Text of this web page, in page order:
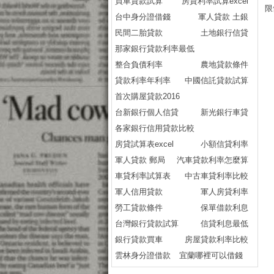
台中身分證借錢
軍人貸款 土銀
民間二胎貸款
土地銀行信貸
那家銀行貸款利率最低
整合負債利率
農地貸款條件
貸款利率年利率
中國信託貸款試算
首次購屋貸款2016
台新銀行個人信貸
新光銀行車貸
各家銀行信用貸款比較
房貸試算表excel
小額信貸利率
軍人貸款 郵局
汽車貸款利率怎麼算
車貸利率試算表
中古車貸利率比較
軍人信用貸款
軍人房貸利率
勞工貸款條件
保單借款利息
台灣銀行貸款試算
信貸利息最低
銀行貸款買車
房屋貸款利率比較
雲林身分證借款
宜蘭哪裡可以借錢